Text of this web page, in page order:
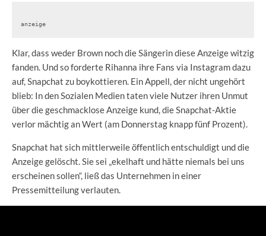
anzeige
Klar, dass weder Brown noch die Sängerin diese Anzeige witzig
fanden. Und so forderte Rihanna ihre Fans via Instagram dazu
auf, Snapchat zu boykottieren. Ein Appell, der nicht ungehört
blieb: In den Sozialen Medien taten viele Nutzer ihren Unmut
über die geschmacklose Anzeige kund, die Snapchat-Aktie
verlor mächtig an Wert (am Donnerstag knapp fünf Prozent).
Snapchat hat sich mittlerweile öffentlich entschuldigt und die
Anzeige gelöscht. Sie sei „ekelhaft und hätte niemals bei uns
erscheinen sollen“, ließ das Unternehmen in einer
Pressemitteilung verlauten.